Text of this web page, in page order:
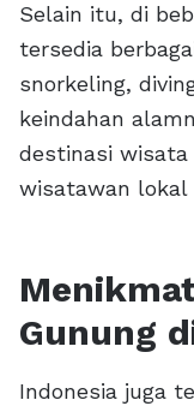
Selain itu, di
tersedia
snorkeling,
keindahan
destinasi wisata
wisatawan lokal
Gunung
Indonesia juga